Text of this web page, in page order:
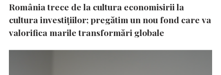
România trece de la cultura economisirii la
cultura investițiilor; pregătim un nou fond care va
valorifica marile transformări globale